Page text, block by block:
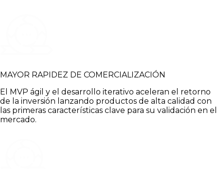
MAYOR RAPIDEZ DE COMERCIALIZACIÓN
El MVP ágil y el desarrollo iterativo aceleran el retorno
de la inversión lanzando productos de alta calidad con
las primeras características clave para su validación en el
mercado.